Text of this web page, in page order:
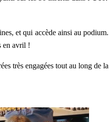
et qui accède ainsi au podium.
en avril !
très engagées tout au long de la